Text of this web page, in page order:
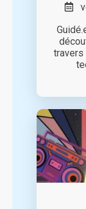
travers